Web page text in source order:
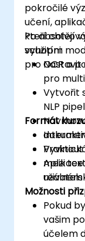
pokročilé
učení,
kteří chtějí
využitím
pro OCR a
Po
schopni:
Nastavit
pro
Vytvořit
NLP
mezi
Formát
Možnosti
Pokud
vašim
účelem